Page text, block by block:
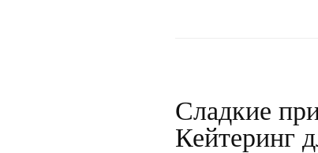
Сладкие
Кейтеринг